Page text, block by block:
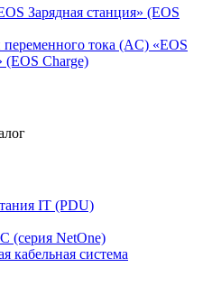
Зарядная станция» (EOS
тока (AC) «EOS
(EOS Charge)
IT (PDU)
NetOne)
кабельная система